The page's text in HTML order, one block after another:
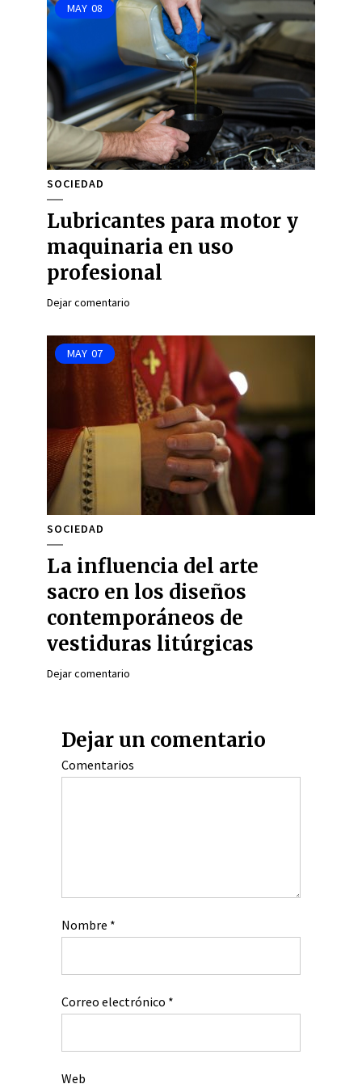
MAY 08
SOCIEDAD
Lubricantes para motor y
maquinaria en uso
profesional
Dejar comentario
MAY 07
SOCIEDAD
La influencia del arte
sacro en los diseños
contemporáneos de
vestiduras litúrgicas
Dejar comentario
Dejar un comentario
Comentarios
Nombre *
Correo electrónico *
Web